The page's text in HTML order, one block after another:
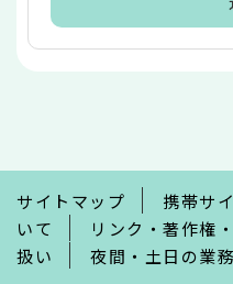
で
サイトマップ 携帯サ
いて
リンク・著作権
扱い
夜間・土日の業務